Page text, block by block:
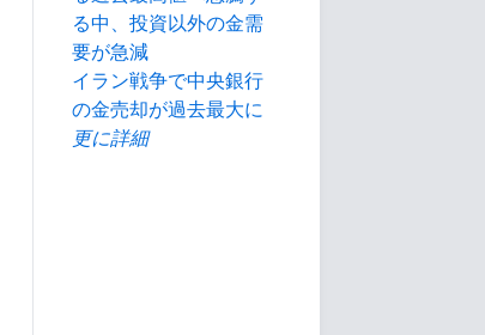
る中、投資以外の金需
要が急減
イラン戦争で中央銀行
の金売却が過去最大に
更に詳細